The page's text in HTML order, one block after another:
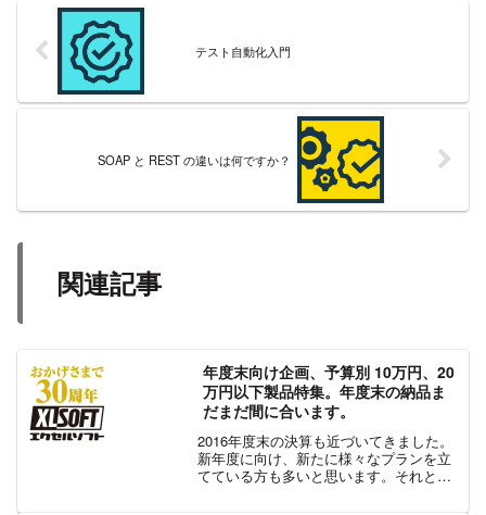
テスト自動化入門
SOAP と REST の違いは何ですか？
関連記事
年度末向け企画、予算別 10万円、20
万円以下製品特集。年度末の納品ま
だまだ間に合います。
2016年度末の決算も近づいてきました。
新年度に向け、新たに様々なプランを立
てている方も多いと思います。それと同